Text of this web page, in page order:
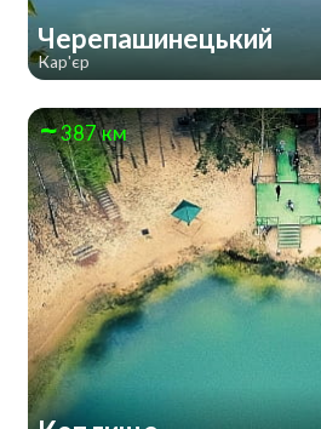
Черепашинецький
Кар'єр
387 км